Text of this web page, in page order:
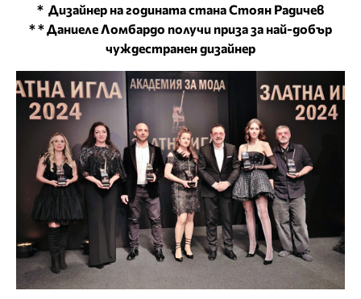
* Дизайнер на годината стана Стоян Радичев
* * Даниеле Ломбардо получи приза за най-добър
чуждестранен дизайнер